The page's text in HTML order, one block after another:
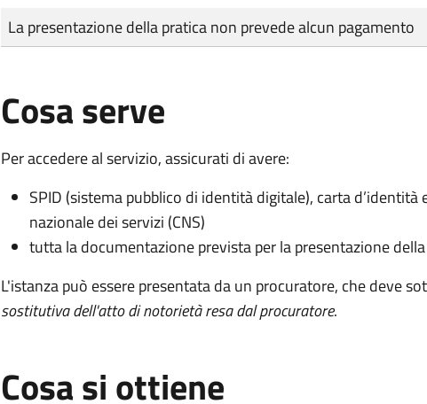
Tipo di pagamento
Importo
La presentazione della pratica non prevede alcun pagamento
Cosa serve
Per accedere al servizio, assicurati di avere:
SPID (sistema pubblico di identità digitale), carta d’identità
nazionale dei servizi (CNS)
tutta la documentazione prevista per la presentazione
L'istanza può essere presentata da un procuratore, che deve
sostitutiva dell'atto di notorietà resa dal procuratore.
Cosa si ottiene